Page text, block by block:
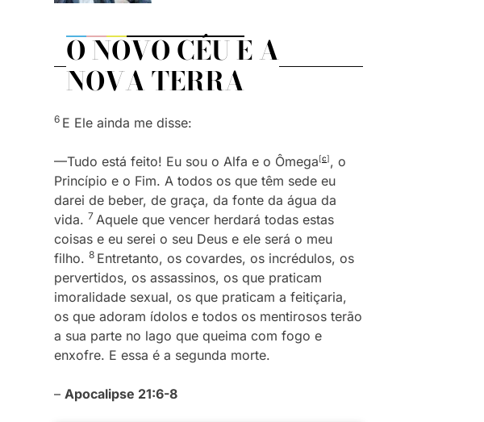
O NOVO CÉU E A
NOVA TERRA
6 E Ele ainda me disse:
—Tudo está feito! Eu sou o Alfa e o Ômega[c], o
Princípio e o Fim. A todos os que têm sede eu
darei de beber, de graça, da fonte da água da
vida. 7 Aquele que vencer herdará todas estas
coisas e eu serei o seu Deus e ele será o meu
filho. 8 Entretanto, os covardes, os incrédulos, os
pervertidos, os assassinos, os que praticam
imoralidade sexual, os que praticam a feitiçaria,
os que adoram ídolos e todos os mentirosos terão
a sua parte no lago que queima com fogo e
enxofre. E essa é a segunda morte.
– Apocalipse 21:6-8